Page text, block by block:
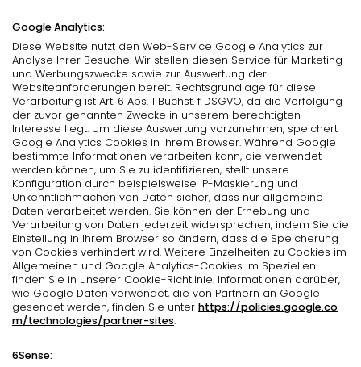
Google Analytics:
Diese Website nutzt den Web-Service Google Analytics zur
Analyse Ihrer Besuche. Wir stellen diesen Service für Marketing-
und Werbungszwecke sowie zur Auswertung der
Websiteanforderungen bereit. Rechtsgrundlage für diese
Verarbeitung ist Art. 6 Abs. 1 Buchst. f DSGVO, da die Verfolgung
der zuvor genannten Zwecke in unserem berechtigten
Interesse liegt. Um diese Auswertung vorzunehmen, speichert
Google Analytics Cookies in Ihrem Browser. Während Google
bestimmte Informationen verarbeiten kann, die verwendet
werden können, um Sie zu identifizieren, stellt unsere
Konfiguration durch beispielsweise IP-Maskierung und
Unkenntlichmachen von Daten sicher, dass nur allgemeine
Daten verarbeitet werden. Sie können der Erhebung und
Verarbeitung von Daten jederzeit widersprechen, indem Sie die
Einstellung in Ihrem Browser so ändern, dass die Speicherung
von Cookies verhindert wird. Weitere Einzelheiten zu Cookies im
Allgemeinen und Google Analytics-Cookies im Speziellen
finden Sie in unserer Cookie-Richtlinie. Informationen darüber,
wie Google Daten verwendet, die von Partnern an Google
gesendet werden, finden Sie unter https://policies.google.co
m/technologies/partner-sites.
6Sense: